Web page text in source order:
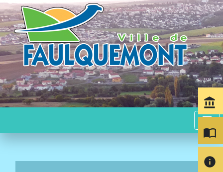
menu
account_balance
import_contacts
info